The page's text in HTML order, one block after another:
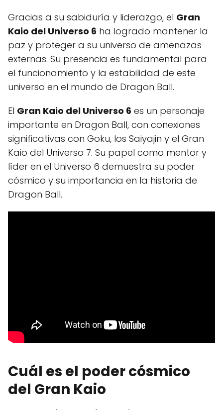
Gracias a su sabiduría y liderazgo, el Gran
Kaio del Universo 6 ha logrado mantener la
paz y proteger a su universo de amenazas
externas. Su presencia es fundamental para
el funcionamiento y la estabilidad de este
universo en el mundo de Dragon Ball.
El Gran Kaio del Universo 6 es un personaje
importante en Dragon Ball, con conexiones
significativas con Goku, los Saiyajin y el Gran
Kaio del Universo 7. Su papel como mentor y
líder en el Universo 6 demuestra su poder
cósmico y su importancia en la historia de
Dragon Ball.
Cuál es el poder cósmico
del Gran Kaio